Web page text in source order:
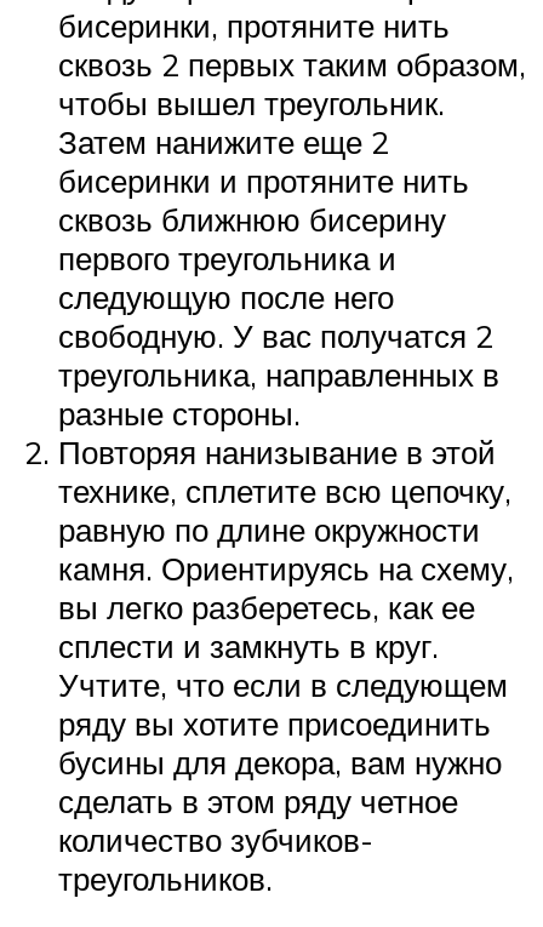
бисеринки, протяните нить
сквозь 2 первых таким образом,
чтобы вышел треугольник.
Затем нанижите еще 2
бисеринки и протяните нить
сквозь ближнюю бисерину
первого треугольника и
следующую после него
свободную. У вас получатся 2
треугольника, направленных в
разные стороны.
Повторяя нанизывание в этой
технике, сплетите всю цепочку,
равную по длине окружности
камня. Ориентируясь на схему,
вы легко разберетесь, как ее
сплести и замкнуть в круг.
Учтите, что если в следующем
ряду вы хотите присоединить
бусины для декора, вам нужно
сделать в этом ряду четное
количество зубчиков-
треугольников.